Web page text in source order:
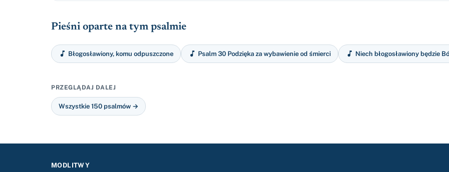
Pieśni oparte na tym psalmie
 Błogosławiony, komu odpuszczone  Psalm 30 Podzięka za wybawienie od śmierci  Niech błogosławiony będzie
PRZEGLĄDAJ DALEJ
Wszystkie 150 psalmów →
MODLITWY